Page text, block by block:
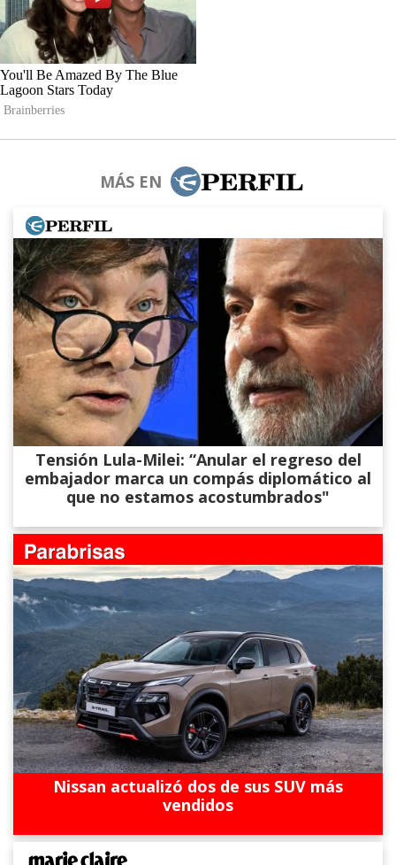
MÁS EN
Tensión Lula-Milei: “Anular el regreso del
embajador marca un compás diplomático al
que no estamos acostumbrados"
Nissan actualizó dos de sus SUV más
vendidos